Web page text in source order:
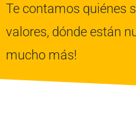
Te contamos quiénes
valores, dónde están
mucho más!